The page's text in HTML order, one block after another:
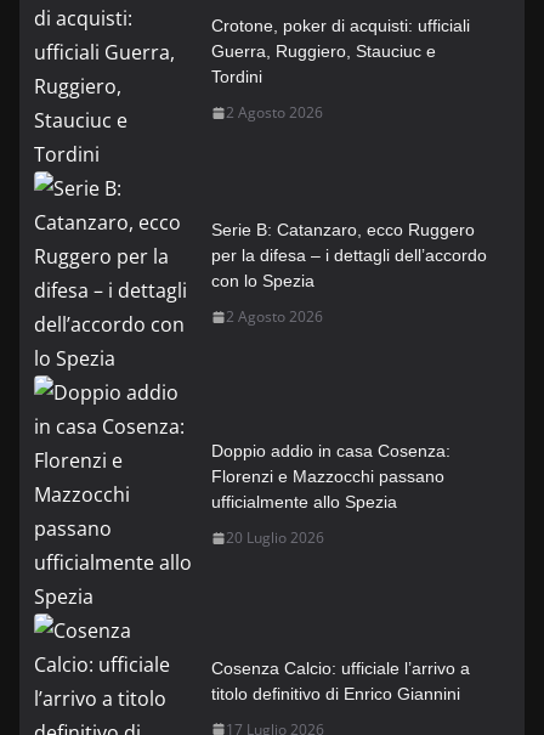
Crotone, poker di acquisti: ufficiali
Guerra, Ruggiero, Stauciuc e
Tordini
2 Agosto 2026
Serie B: Catanzaro, ecco Ruggero
per la difesa – i dettagli dell’accordo
con lo Spezia
2 Agosto 2026
Doppio addio in casa Cosenza:
Florenzi e Mazzocchi passano
ufficialmente allo Spezia
20 Luglio 2026
Cosenza Calcio: ufficiale l’arrivo a
titolo definitivo di Enrico Giannini
17 Luglio 2026